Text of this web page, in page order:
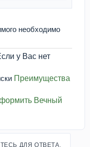
необходимо
у Вас нет
Преимущества
Вечный
ДЛЯ ОТВЕТА.